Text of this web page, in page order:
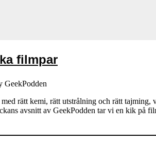
filmpar
GeekPodden
rätt kemi, rätt utstrålning och rätt
avsnitt av GeekPodden tar vi en kik på